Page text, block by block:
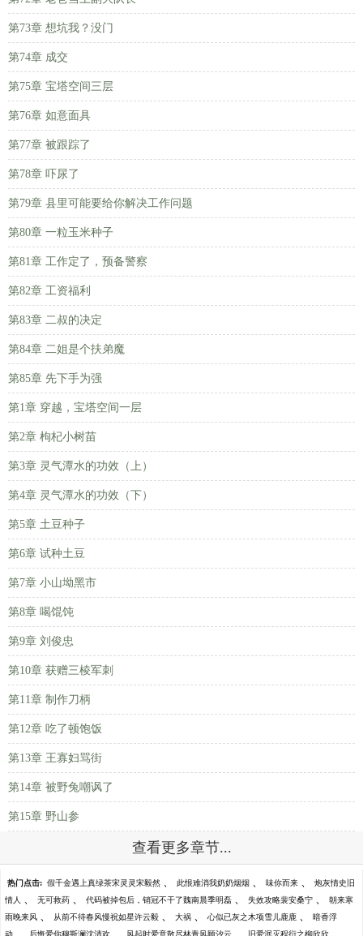
第73章 想坑我？没门
第74章 成交
第75章 宝塔空间三层
第76章 如意面具
第77章 被跟踪了
第78章 吓尿了
第79章 县里可能要给你解决工作问题
第80章 一粒玉米种子
第81章 工作定了，预备警察
第82章 工资福利
第83章 二叔的决定
第84章 二姐是个扶弟魔
第85章 先下手为强
第1章 穿越，宝塔空间一层
第2章 枸杞小树苗
第3章 灵气潭水的功效（上）
第4章 灵气潭水的功效（下）
第5章 土豆种子
第6章 试种土豆
第7章 小山坳黑市
第8章 喝馄饨
第9章 刘俊忠
第10章 获赠三棱军刺
第11章 制作刀柄
第12章 吃了顿饱饭
第13章 王寡妇骂街
第14章 被野兔嘲讽了
第15章 野山参
查看更多章节...
热门点击: 假千金遇上真绿茶宋灵灵宋毅然 、 此恨难消我奶奶烟烟 、 味你而来 、 炮灰情史旧
情人 、 无可救药 、 代码被掉包后，销冠不干了魏南晨季明磊 、 失效攻略裴安桑宁 、 朝来寒
雨晚来风 、 从前不待春风慢祝如星许云毅 、 大祸 、 心似已灰之木项雪儿鹿鹿 、 暗香浮
动 后悔爱你穆斯澜沈清欢 风起时爱意散尽林青风顾汐云 旧爱泯灭程衍之柳欣欣